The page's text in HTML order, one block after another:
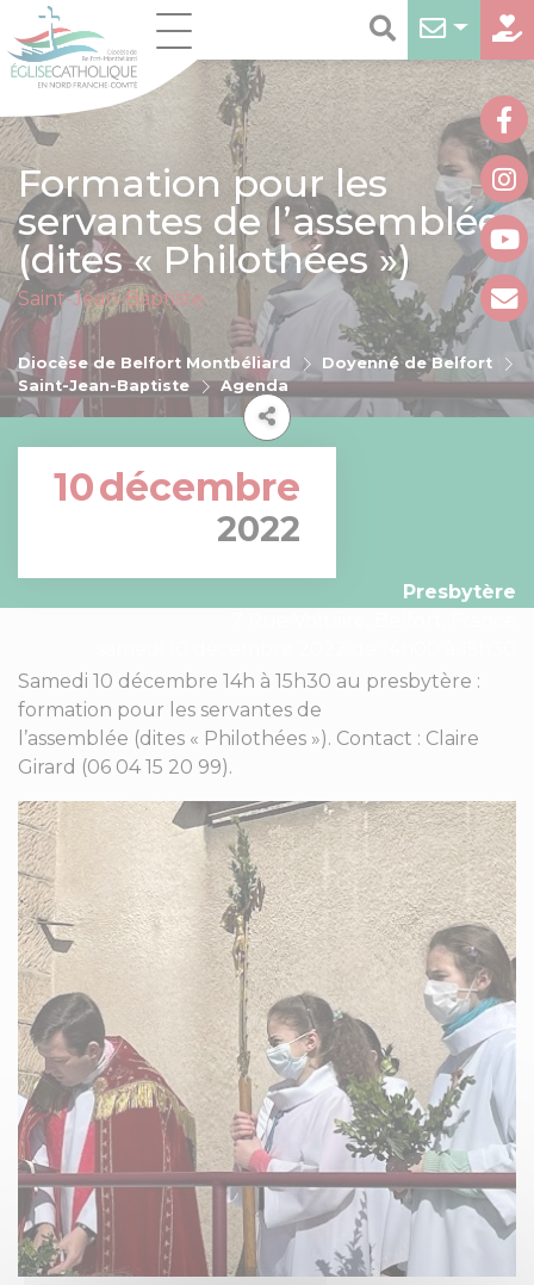
Formation pour les
servantes de l’assemblée
(dites « Philothées »)
Saint-Jean-Baptiste
Diocèse de Belfort Montbéliard
Doyenné de Belfort
Saint-Jean-Baptiste
Agenda
10décembre
2022
Presbytère
Samedi 10 décembre 14h à 15h30 au presbytère :
formation pour les servantes de
l’assemblée (dites « Philothées »). Contact : Claire
Girard (06 04 15 20 99).